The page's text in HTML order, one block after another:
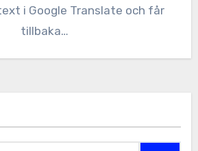
i Google Translate och får
tillbaka…